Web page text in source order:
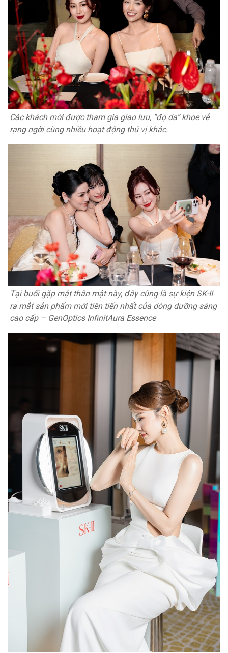
Các khách mời được tham gia giao lưu, “đọ da” khoe vẻ
rạng ngời cùng nhiều hoạt động thú vị khác.
Tại buổi gặp mặt thân mật này, đây cũng là sự kiện SK-II
ra mắt sản phẩm mới tiên tiến nhất của dòng dưỡng sáng
cao cấp – GenOptics InfinitAura Essence